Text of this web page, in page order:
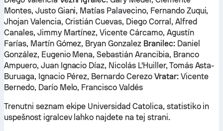
Montes, Justo Giani, Matías Palavecino, Fernando Zuqui,
Jhojan Valencia, Cristián Cuevas, Diego Corral, Alfred
Canales, Jimmy Martínez, Vicente Cárcamo, Agustín
Farías, Martín Gómez, Bryan Gonzalez Branilec:Daniel
González, Eugenio Mena, Sebastián Arancibia, Branco
Ampuero, Juan Ignacio Díaz, Nicolás L'Huiller, Tomás Asta-
Buruaga, Ignacio Pérez, Bernardo Cerezo Vratar:Vicente
Bernedo, Darío Melo, Francisco Valdés
Trenutni seznam ekipe Universidad Catolica, statistiko in
uspešnost igralcev lahko najdete na tej strani.